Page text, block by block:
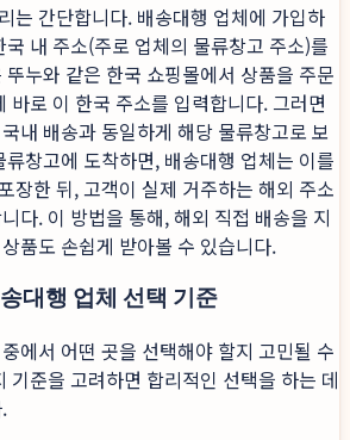
는 간단합니다. 배송대행 업체에 가입하
내 주소(주로 업체의 물류창고 주소)를
누와 같은 한국 쇼핑몰에서 상품을 주문
바로 이 한국 주소를 입력합니다. 그러면
내 배송과 동일하게 해당 물류창고로 보
창고에 도착하면, 배송대행 업체는 이를
장한 뒤, 고객이 실제 거주하는 해외 주소
다. 이 방법을 통해, 해외 직접 배송을 지
품도 손쉽게 받아볼 수 있습니다.
대행 업체 선택 기준
에서 어떤 곳을 선택해야 할지 고민될 수
기준을 고려하면 합리적인 선택을 하는 데